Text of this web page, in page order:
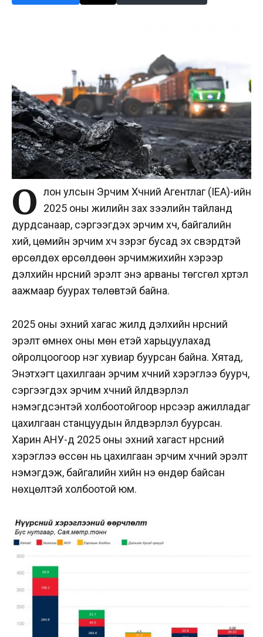
О лон улсын Эрчим Хүчний Агентлаг (IEA)-ийн
2025 оны жилийн зах зээлийн тайланд
дурдсанаар, сэргээгдэх эрчим хүч, байгалийн
хий, цөмийн эрчим хүч зэрэг бусад эх үүсвэрүүдтэй
өрсөлдөх өрсөлдөөн эрчимжихийн хэрээр
дэлхийн нүүрсний эрэлт энэ арваны төгсгөл хүртэл
аажмаар буурах төлөвтэй байна.
2025 оны эхний хагас жилд дэлхийн нүүрсний
эрэлт өмнөх оны мөн үетэй харьцуулахад
ойролцоогоор нэг хувиар буурсан байна. Хятад,
Энэтхэгт цахилгаан эрчим хүчний хэрэглээ буурч,
сэргээгдэх эрчим хүчний үйлдвэрлэл
нэмэгдсэнтэй холбоотойгоор нүүрсээр ажилладаг
цахилгаан станцуудын үйлдвэрлэл буурсан.
Харин АНУ-д 2025 оны эхний хагаст нүүрсний
хэрэглээ өссөн нь цахилгаан эрчим хүчний эрэлт
нэмэгдэж, байгалийн хийн үнэ өндөр байсан
нөхцөлтэй холбоотой юм.